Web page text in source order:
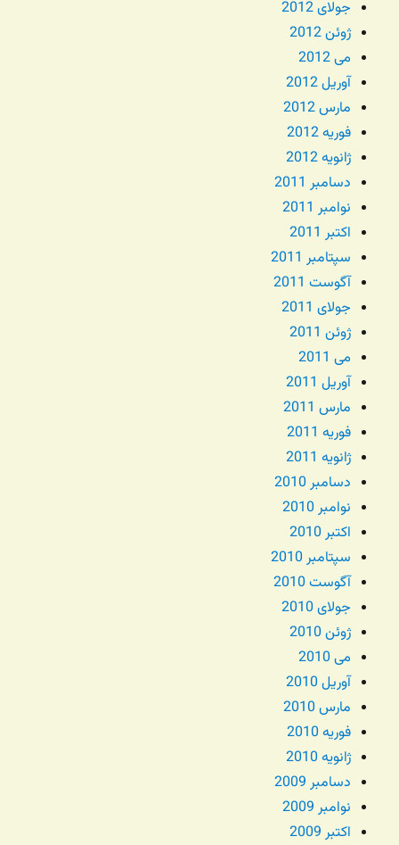
جولای 2012
ژوئن 2012
می 2012
آوریل 2012
مارس 2012
فوریه 2012
ژانویه 2012
دسامبر 2011
نوامبر 2011
اکتبر 2011
سپتامبر 2011
آگوست 2011
جولای 2011
ژوئن 2011
می 2011
آوریل 2011
مارس 2011
فوریه 2011
ژانویه 2011
دسامبر 2010
نوامبر 2010
اکتبر 2010
سپتامبر 2010
آگوست 2010
جولای 2010
ژوئن 2010
می 2010
آوریل 2010
مارس 2010
فوریه 2010
ژانویه 2010
دسامبر 2009
نوامبر 2009
اکتبر 2009